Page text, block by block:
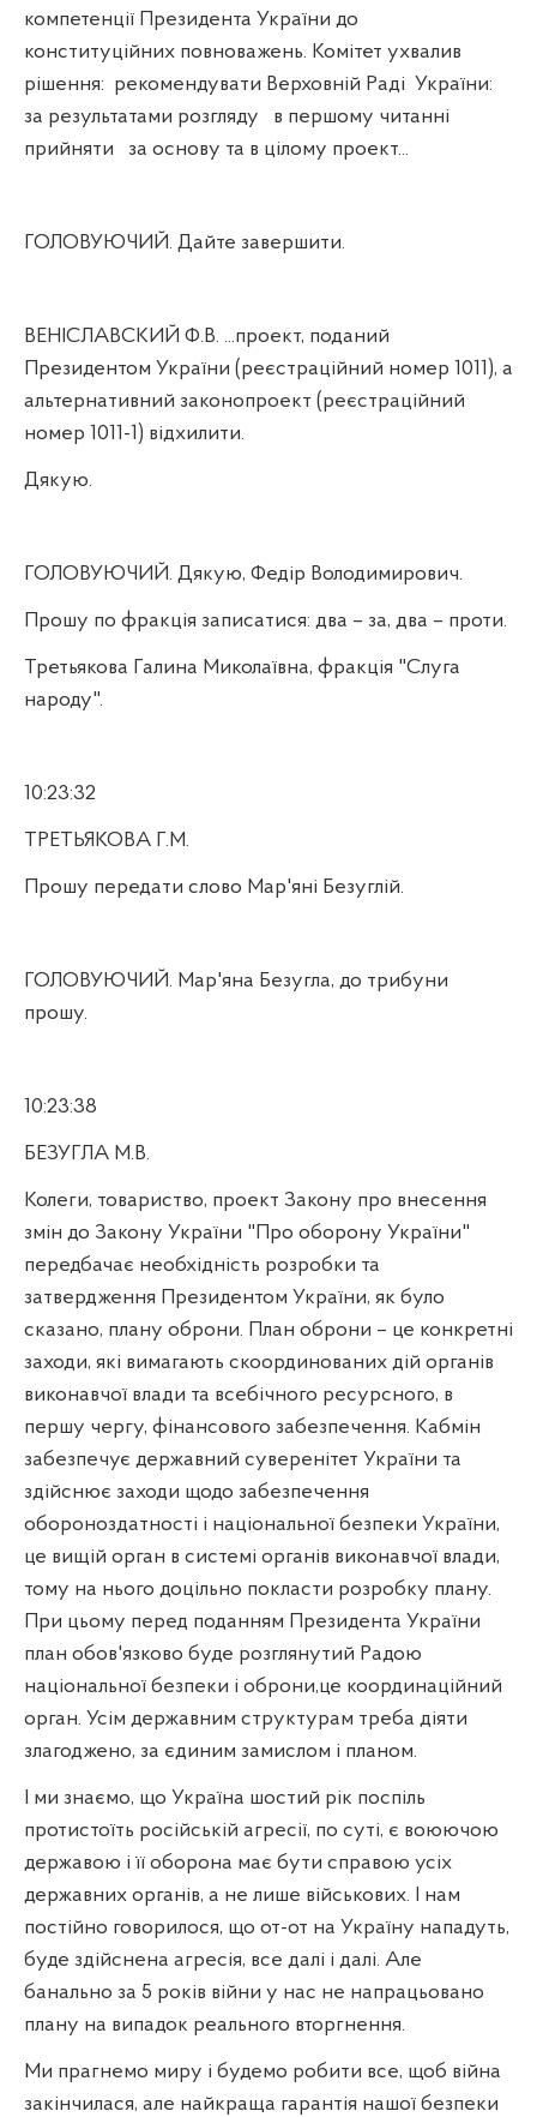
компетенції Президента України до
конституційних повноважень. Комітет ухвалив
рішення: рекомендувати Верховній Раді України:
за результатами розгляду
в першому читанні
прийняти
за основу та в цілому проект...
ГОЛОВУЮЧИЙ. Дайте завершити.
ВЕНІСЛАВСКИЙ Ф.В. ...проект, поданий
Президентом України (реєстраційний номер 1011), а
альтернативний законопроект (реєстраційний
номер 1011-1) відхилити.
Дякую.
ГОЛОВУЮЧИЙ. Дякую, Федір Володимирович.
Прошу по фракція записатися: два – за, два – проти.
Третьякова Галина Миколаївна, фракція "Слуга
народу".
10:23:32
ТРЕТЬЯКОВА Г.М.
Прошу передати слово Мар'яні Безуглій.
ГОЛОВУЮЧИЙ. Мар'яна Безугла, до трибуни
прошу.
10:23:38
БЕЗУГЛА М.В.
Колеги, товариство, проект Закону про внесення
змін до Закону України "Про оборону України"
передбачає необхідність розробки та
затвердження Президентом України, як було
сказано, плану оброни. План оброни – це конкретні
заходи, які вимагають скоординованих дій органів
виконавчої влади та всебічного ресурсного, в
першу чергу, фінансового забезпечення. Кабмін
забезпечує державний суверенітет України та
здійснює заходи щодо забезпечення
обороноздатності і національної безпеки України,
це вищій орган в системі органів виконавчої влади,
тому на нього доцільно покласти розробку плану.
При цьому перед поданням Президента України
план обов'язково буде розглянутий Радою
національної безпеки і оброни,це координаційний
орган. Усім державним структурам треба діяти
злагоджено, за єдиним замислом і планом.
І ми знаємо, що Україна шостий рік поспіль
протистоїть російській агресії, по суті, є воюючою
державою і її оборона має бути справою усіх
державних органів, а не лише військових. І нам
постійно говорилося, що от-от на Україну нападуть,
буде здійснена агресія, все далі і далі. Але
банально за 5 років війни у нас не напрацьовано
плану на випадок реального вторгнення.
Ми прагнемо миру і будемо робити все, щоб війна
закінчилася, але найкраща гарантія нашої безпеки